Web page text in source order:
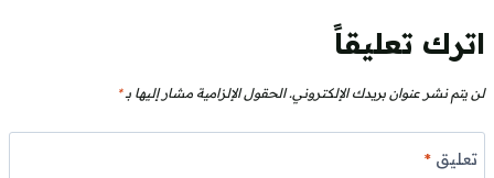
اترك تعليقاً
لن يتم نشر عنوان بريدك الإلكتروني. الحقول الإلزامية مشار إليها بـ*
تعليق*